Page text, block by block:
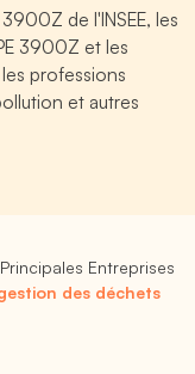
de l'INSEE, les
3900Z et les
professions
et autres
Entreprises
des déchets